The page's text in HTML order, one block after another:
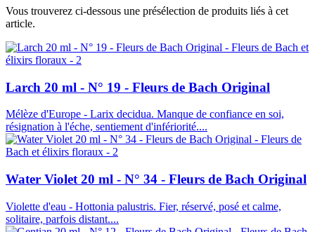
Vous trouverez ci-dessous une présélection de produits liés à cet
article.
Larch 20 ml - N° 19 - Fleurs de Bach Original
Mélèze d'Europe - Larix decidua. Manque de confiance en soi,
résignation à l'éche, sentiement d'infériorité....
Water Violet 20 ml - N° 34 - Fleurs de Bach Original
Violette d'eau - Hottonia palustris. Fier, réservé, posé et calme,
solitaire, parfois distant....